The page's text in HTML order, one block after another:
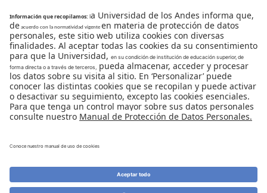
de mayo de 1964.
Reconocimiento personería jurídica: Resolución 28 del